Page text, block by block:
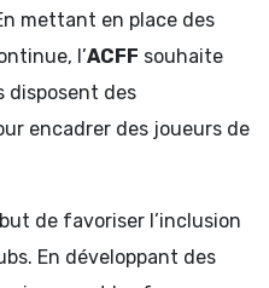
mettant en place des
l’ACFF souhaite
disposent des
encadrer des joueurs de
de favoriser l’inclusion
En développant des